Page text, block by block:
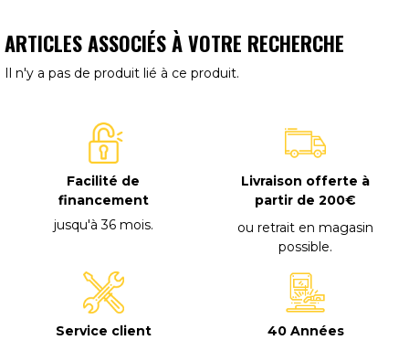
ARTICLES ASSOCIÉS À VOTRE RECHERCHE
Il n'y a pas de produit lié à ce produit.
Facilité de
financement
jusqu'à 36 mois.
Livraison offerte à
partir de 200€
ou retrait en magasin
possible.
Service client
40 Années